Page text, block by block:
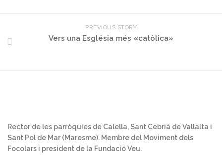
PREVIOUS STORY
Vers una Església més «catòlica»
Rector de les parròquies de Calella, Sant Cebrià de Vallalta i
Sant Pol de Mar (Maresme). Membre del Moviment dels
Focolars i president de la Fundació Veu.